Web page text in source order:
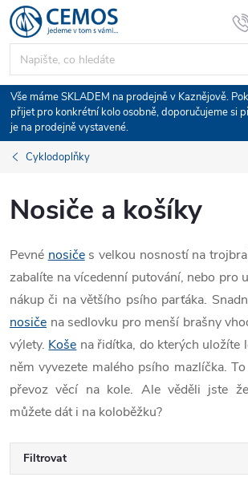
Přejít
na
obsah
Vše máme SKLADEM na prodejně v Kaznějově.
přijet pro konkrétní kolo osobně, doporučujeme si
je na prodejně vystavené.
Cyklodoplňky
Nosiče a košíky
Pevné nosičes velkou nosností na
zabalíte na vícedenní putování, nebo pro
nákup či na většího psího parťáka.
nosiče na sedlovku pro menší brašny
výlety. Koše na řidítka, do kterých uložíte
něm vyvezete malého psího mazlíčka.
převoz věcí na kole. Ale věděli jste
můžete dát i na koloběžku?
Filtrovat